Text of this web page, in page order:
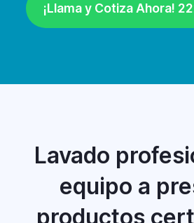
¡Llama y Cotiza Ahora!
Lavado
equipo a
productos